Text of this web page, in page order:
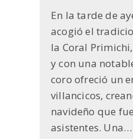
de
la
entrada:
En la tarde de
acogió el
la Coral
y con una
coro ofreció un
villancicos,
navideño que
asistentes. Una…